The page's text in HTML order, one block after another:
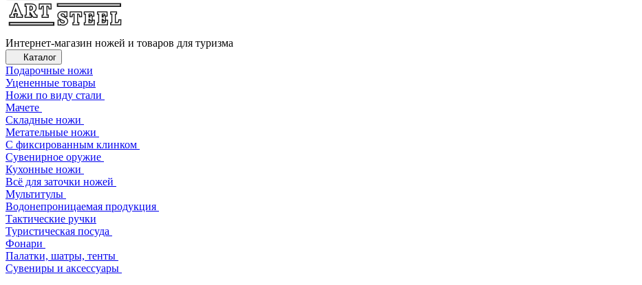
Интернет-магазин ножей и товаров для туризма
Каталог
Подарочные ножи
Уцененные товары
Ножи по виду стали
Мачете
Складные ножи
Метательные ножи
С фиксированным клинком
Сувенирное оружие
Кухонные ножи
Всё для заточки ножей
Мультитулы
Водонепроницаемая продукция
Тактические ручки
Туристическая посуда
Фонари
Палатки, шатры, тенты
Сувениры и аксессуары